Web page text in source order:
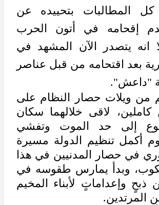
المطالبات بتحييده عن
إقحامه في أتون الحرب
انه يتصدر الآن المشهد في
بعد اقتحامه من قبل عناصر
"داعش".
من ويلات حصار النظام على
كاملين، لاقى خلالهما سكان
إلى حد الموت وتفشي
أكمل تنظيم الدولة مسيرة
في حصار المدنيين في هذا
وبدأ يمارس طقوسه في
وإعداماتٍ لأبناء المخيم
المرتدين.